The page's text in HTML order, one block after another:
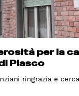
per la
Piasco
ringrazia e